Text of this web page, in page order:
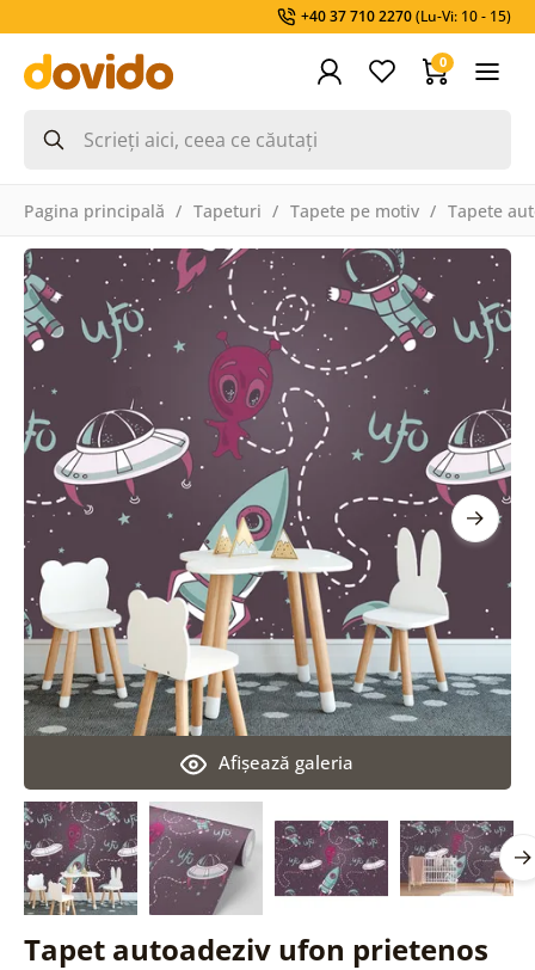
+40 37 710 2270(Lu-Vi: 10 - 15)
0
Pagina principală Tapeturi Tapete pe motiv Tapete
Tapet autoadeziv ufon prietenos
Afişează galeria